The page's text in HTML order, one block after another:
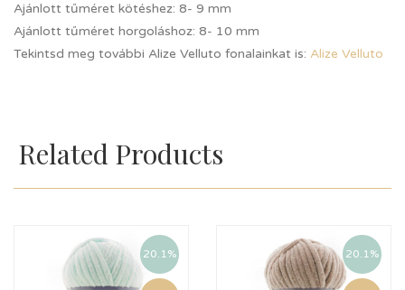
Ajánlott tűméret kötéshez: 8- 9 mm
Ajánlott tűméret horgoláshoz: 8- 10 mm
Tekintsd meg további Alize Velluto fonalainkat is: Alize Velluto
Related Products
20.1% 20.1%